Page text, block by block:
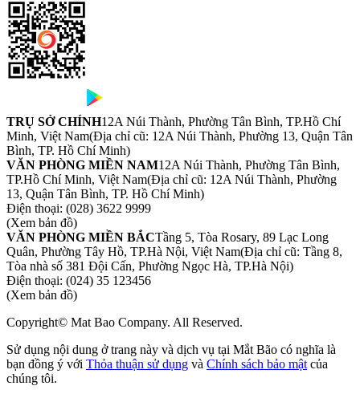
TRỤ SỞ CHÍNH12A Núi Thành, Phường Tân Bình, TP.Hồ Chí
Minh, Việt Nam(Địa chỉ cũ: 12A Núi Thành, Phường 13, Quận Tân
Bình, TP. Hồ Chí Minh)
VĂN PHÒNG MIỀN NAM12A Núi Thành, Phường Tân Bình,
TP.Hồ Chí Minh, Việt Nam(Địa chỉ cũ: 12A Núi Thành, Phường
13, Quận Tân Bình, TP. Hồ Chí Minh)
Điện thoại: (028) 3622 9999
(Xem bản đồ)
VĂN PHÒNG MIỀN BẮCTầng 5, Tòa Rosary, 89 Lạc Long
Quân, Phường Tây Hồ, TP.Hà Nội, Việt Nam(Địa chỉ cũ: Tầng 8,
Tòa nhà số 381 Đội Cấn, Phường Ngọc Hà, TP.Hà Nội)
Điện thoại: (024) 35 123456
(Xem bản đồ)
Copyright© Mat Bao Company. All Reserved.
Sử dụng nội dung ở trang này và dịch vụ tại Mắt Bão có nghĩa là
bạn đồng ý với Thỏa thuận sử dụng và Chính sách bảo mật của
chúng tôi.